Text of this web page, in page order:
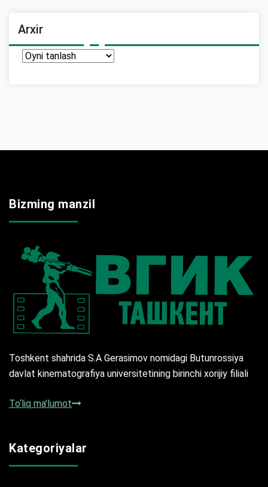
Arxir
Arxir
Bizming manzil
Toshkent shahrida S.A Gerasimov nomidagi Butunrossiya
davlat kinematografiya universitetining birinchi xorijiy filiali
To‘liq ma’lumot
Kategoriyalar